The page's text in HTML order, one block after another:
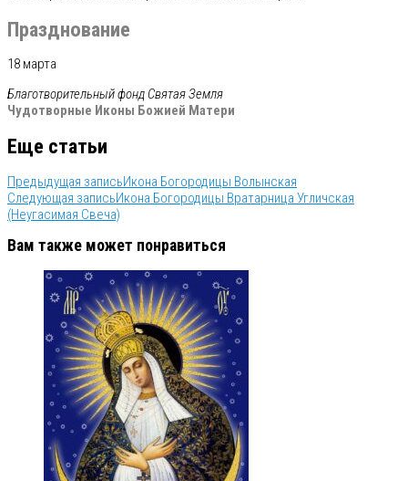
Празднование
18 марта
Благотворительный фонд Святая Земля
Чудотворные Иконы Божией Матери
Еще статьи
Предыдущая записьИкона Богородицы Волынская
Следующая записьИкона Богородицы Вратарница Угличская
(Неугасимая Свеча)
Вам также может понравиться